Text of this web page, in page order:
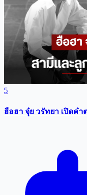
5
ฮือฮา จุ๋ย วรัทยา เปิดค